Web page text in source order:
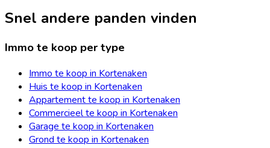
Snel andere panden vinden
Immo te koop per type
Immo te koop in Kortenaken
Huis te koop in Kortenaken
Appartement te koop in Kortenaken
Commercieel te koop in Kortenaken
Garage te koop in Kortenaken
Grond te koop in Kortenaken